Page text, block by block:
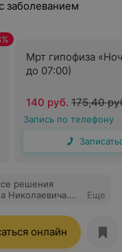
заболеванием
%
Мрт гипофиза
до 07:00)
140 руб. 175,40
Запись по телефону
решения
Николаевича.
Еще
онлайн